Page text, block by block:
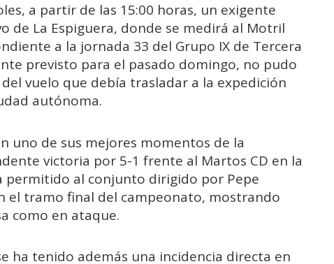
a partir de las 15:00 horas, un exigente
de La Espiguera, donde se medirá al Motril
a la jornada 33 del Grupo IX de Tercera
previsto para el pasado domingo, no pudo
vuelo que debía trasladar a la expedición
autónoma.
uno de sus mejores momentos de la
victoria por 5-1 frente al Martos CD en la
permitido al conjunto dirigido por Pepe
el tramo final del campeonato, mostrando
como en ataque.
ha tenido además una incidencia directa en